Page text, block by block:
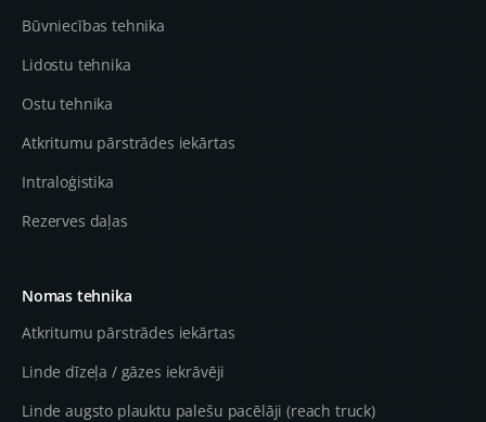
Būvniecības tehnika
Lidostu tehnika
Ostu tehnika
Atkritumu pārstrādes iekārtas
Intraloģistika
Rezerves daļas
Nomas tehnika
Atkritumu pārstrādes iekārtas
Linde dīzeļa / gāzes iekrāvēji
Linde augsto plauktu palešu pacēlāji (reach truck)